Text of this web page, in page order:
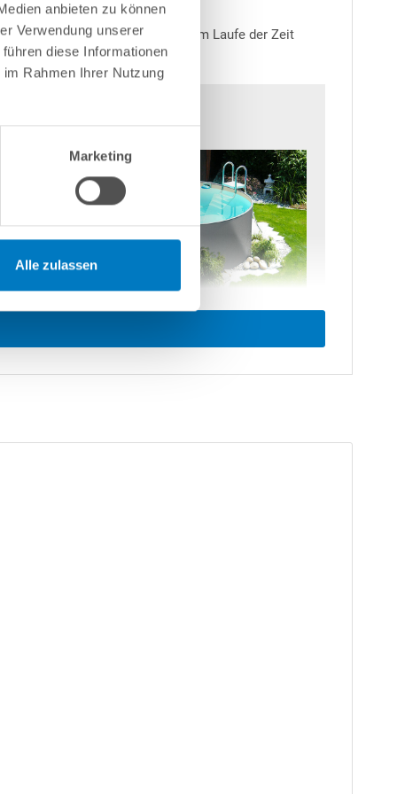
anbieten zu können
Verwendung unserer
diese Informationen
Rahmen Ihrer Nutzung
Marketing
Alle zulassen
ist abzuraten, da dies sich im Laufe der Zeit